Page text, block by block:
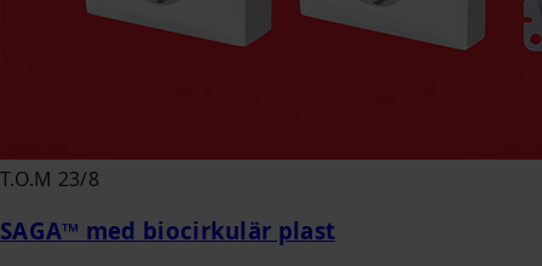
T.O.M 23/8
SAGA™ med biocirkulär plast